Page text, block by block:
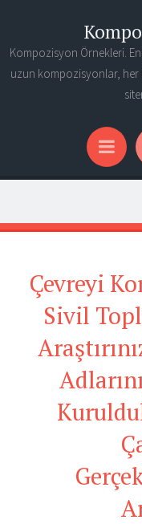
Kompozisyon Örnekleri.
uzun kompozisyonlar, her
Çevreyi
Sivil